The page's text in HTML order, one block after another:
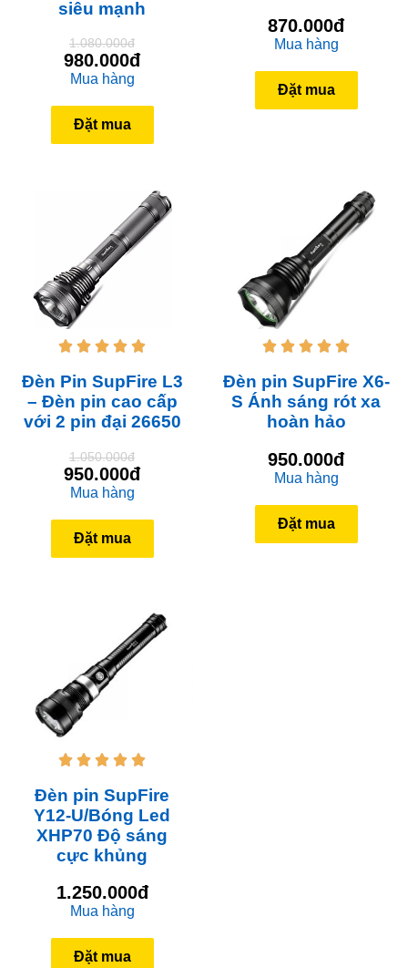
siêu mạnh
1.080.000đ
980.000đ
Mua hàng
Đặt mua
870.000đ
Mua hàng
Đặt mua
    
Đèn Pin SupFire L3
– Đèn pin cao cấp
với 2 pin đại 26650
1.050.000đ
950.000đ
Mua hàng
Đặt mua
    
Đèn pin SupFire X6-
S Ánh sáng rót xa
hoàn hảo
950.000đ
Mua hàng
Đặt mua
    
Đèn pin SupFire
Y12-U/Bóng Led
XHP70 Độ sáng
cực khủng
1.250.000đ
Mua hàng
Đặt mua